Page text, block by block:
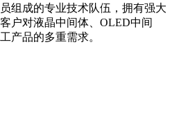
组成的专业技术队伍，拥有强大
户对液晶中间体、OLED中间
产品的多重需求。